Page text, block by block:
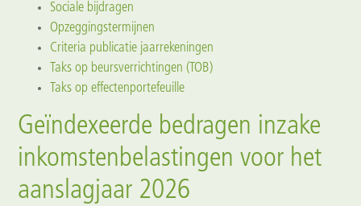
Sociale bijdragen
Opzeggingstermijnen
Criteria publicatie jaarrekeningen
Taks op beursverrichtingen (TOB)
Taks op effectenportefeuille
Geïndexeerde bedragen inzake
inkomstenbelastingen voor het
aanslagjaar 2026